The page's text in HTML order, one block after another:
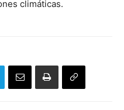
climáticas.